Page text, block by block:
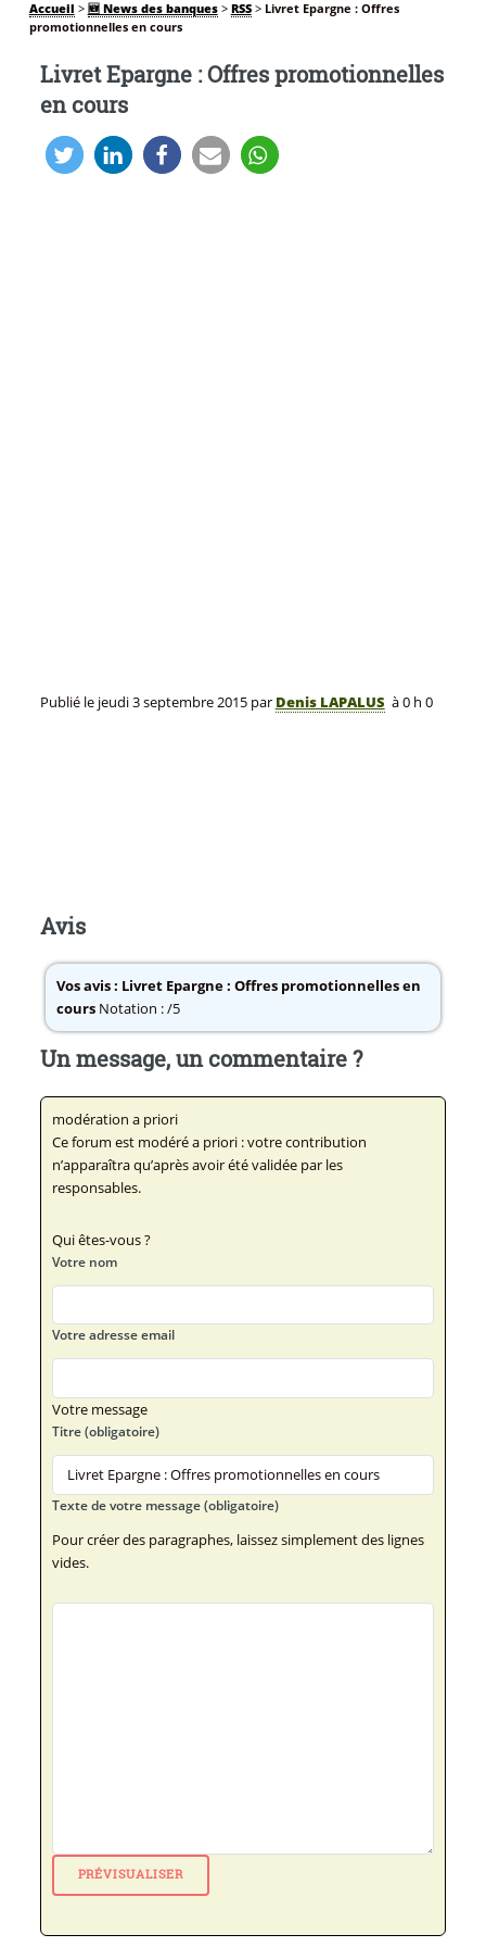
Accueil > 🆕 News des banques> RSS> Livret Epargne : Offres
promotionnelles en cours
Livret Epargne : Offres promotionnelles
en cours
Publié le jeudi 3 septembre 2015par Denis LAPALUS à 0 h 0
Avis
Vos avis : Livret Epargne : Offres promotionnelles en
coursNotation : /5
Un message, un commentaire ?
modération a priori
Ce forum est modéré a priori : votre contribution
n’apparaîtra qu’après avoir été validée par les
responsables.
Qui êtes-vous ?
Votre nom
Votre adresse email
Votre message
Titre (obligatoire)
Texte de votre message (obligatoire)
Pour créer des paragraphes, laissez simplement des lignes
vides.